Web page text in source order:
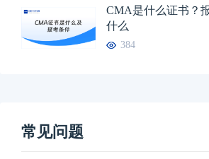
CMA是什么证书？
什么
384
常见问题